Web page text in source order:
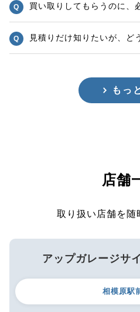
買い取りしてもらうのに、
見積りだけ知りたいが、ど
もっ
店舗
取り扱い店舗を随
アップガレージサ
相模原駅